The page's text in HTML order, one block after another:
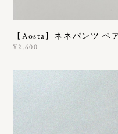
【Aosta】ネネパンツ ベ
¥2,600